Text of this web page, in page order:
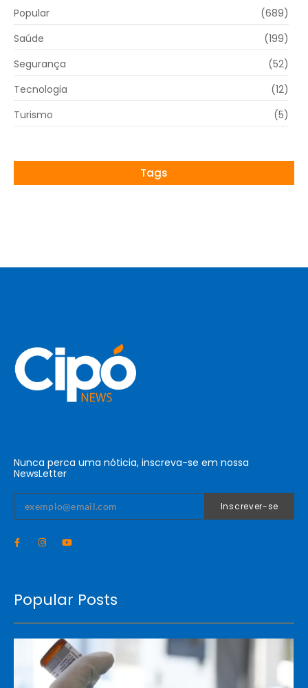
Popular
(689)
Saúde
(199)
Segurança
(52)
Tecnologia
(12)
Turismo
(5)
Tags
Nunca perca uma nóticia, inscreva-se em nossa
NewsLetter
Inscrever-se
Popular Posts